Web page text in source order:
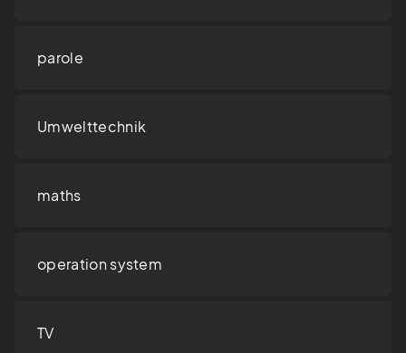
parole
Umwelttechnik
maths
operation system
TV